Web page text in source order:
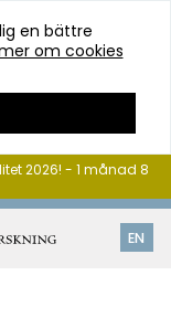
en bättre
om cookies
EN
2026! - 1 månad 8